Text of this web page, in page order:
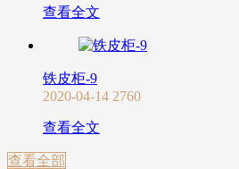
查看全文
铁皮柜-9
2020-04-14 2760
查看全文
查看全部